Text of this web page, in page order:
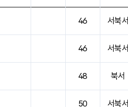
46 서북서
46 서북서
48 북서
50 서북서